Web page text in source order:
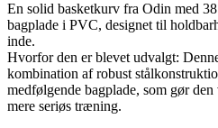
En solid basketkurv fra Odin med
bagplade i PVC, designet til
inde.
Hvorfor den er blevet udvalgt:
kombination af robust
medfølgende bagplade, som gør
mere seriøs træning.